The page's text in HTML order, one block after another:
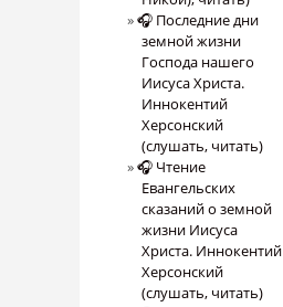
🎧 Последние дни
земной жизни
Господа нашего
Иисуса Христа.
Иннокентий
Херсонский
(слушать, читать)
🎧 Чтение
Евангельских
сказаний о земной
жизни Иисуса
Христа. Иннокентий
Херсонский
(слушать, читать)